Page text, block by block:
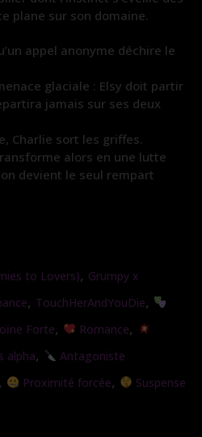
plane sur son domaine.
appel anonyme déchire le
glaciale : Elsy doit partir
jamais sur ses deux
Charlie sort les griffes.
alors en une lutte
devient le seul rempart
to Lovers), Grumpy x
, TouchHerAndYouDie,
Forte, Romance,
alpha,
Antagoniste
Proximité forcée,
Suspense